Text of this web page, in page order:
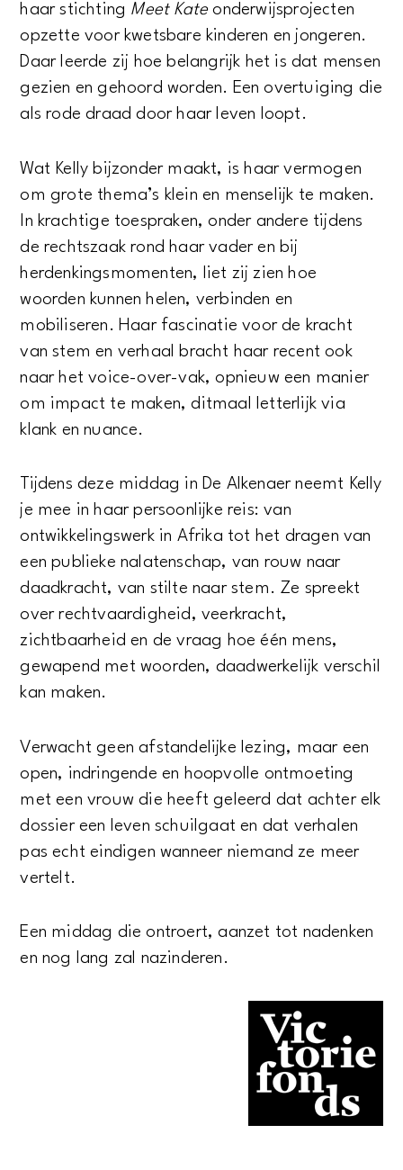
haar stichting Meet Kateonderwijsprojecten
opzette voor kwetsbare kinderen en jongeren.
Daar leerde zij hoe belangrijk het is dat mensen
gezien en gehoord worden. Een overtuiging die
als rode draad door haar leven loopt.
Wat Kelly bijzonder maakt, is haar vermogen
om grote thema’s klein en menselijk te maken.
In krachtige toespraken, onder andere tijdens
de rechtszaak rond haar vader en bij
herdenkingsmomenten, liet zij zien hoe
woorden kunnen helen, verbinden en
mobiliseren. Haar fascinatie voor de kracht
van stem en verhaal bracht haar recent ook
naar het voice-over-vak, opnieuw een manier
om impact te maken, ditmaal letterlijk via
klank en nuance.
Tijdens deze middag in De Alkenaer neemt Kelly
je mee in haar persoonlijke reis: van
ontwikkelingswerk in Afrika tot het dragen van
een publieke nalatenschap, van rouw naar
daadkracht, van stilte naar stem. Ze spreekt
over rechtvaardigheid, veerkracht,
zichtbaarheid en de vraag hoe één mens,
gewapend met woorden, daadwerkelijk verschil
kan maken.
Verwacht geen afstandelijke lezing, maar een
open, indringende en hoopvolle ontmoeting
met een vrouw die heeft geleerd dat achter elk
dossier een leven schuilgaat en dat verhalen
pas echt eindigen wanneer niemand ze meer
vertelt.
Een middag die ontroert, aanzet tot nadenken
en nog lang zal nazinderen.